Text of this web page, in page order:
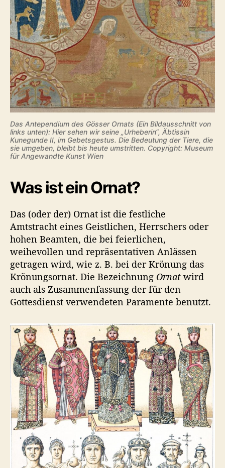
Das Antependium des Gösser Ornats (Ein Bildausschnitt von
links unten): Hier sehen wir seine „Urheberin“, Äbtissin
Kunegunde II, im Gebetsgestus. Die Bedeutung der Tiere, die
sie umgeben, bleibt bis heute umstritten. Copyright: Museum
für Angewandte Kunst Wien
Was ist ein Ornat?
Das (oder der) Ornat ist die festliche
Amtstracht eines Geistlichen, Herrschers oder
hohen Beamten, die bei feierlichen,
weihevollen und repräsentativen Anlässen
getragen wird, wie z. B. bei der Krönung das
Krönungsornat. Die Bezeichnung Ornat wird
auch als Zusammenfassung der für den
Gottesdienst verwendeten Paramente benutzt.